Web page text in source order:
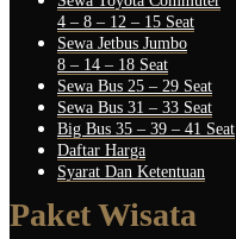
4 – 8 – 12 – 15 Seat
Sewa Jetbus Jumbo
8 – 14 – 18 Seat
Sewa Bus 25 – 29 Seat
Sewa Bus 31 – 33 Seat
Big Bus 35 – 39 – 41 Seat
Daftar Harga
Syarat Dan Ketentuan
Paket Wisata